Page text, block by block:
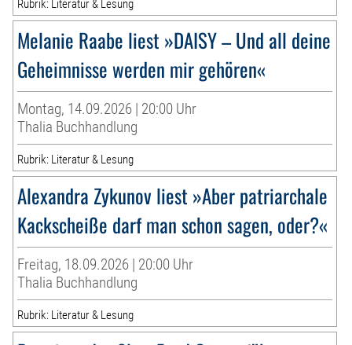
Rubrik: Literatur & Lesung
Melanie Raabe liest »DAISY – Und all deine
Geheimnisse werden mir gehören«
Montag, 14.09.2026 | 20:00 Uhr
Thalia Buchhandlung
Rubrik: Literatur & Lesung
Alexandra Zykunov liest »Aber patriarchale
Kackscheiße darf man schon sagen, oder?«
Freitag, 18.09.2026 | 20:00 Uhr
Thalia Buchhandlung
Rubrik: Literatur & Lesung